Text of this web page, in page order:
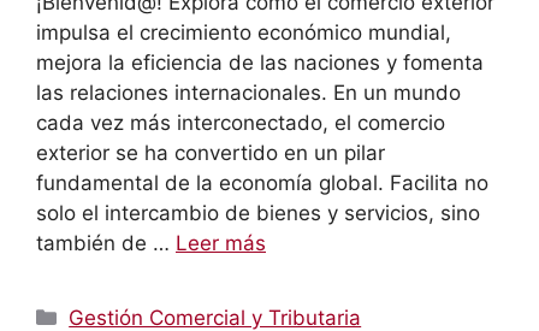
impulsa el crecimiento económico mundial,
mejora la eficiencia de las naciones y fomenta
las relaciones internacionales. En un mundo
cada vez más interconectado, el comercio
exterior se ha convertido en un pilar
fundamental de la economía global. Facilita no
solo el intercambio de bienes y servicios, sino
también de … Leer más
Categorías
Gestión Comercial y Tributaria